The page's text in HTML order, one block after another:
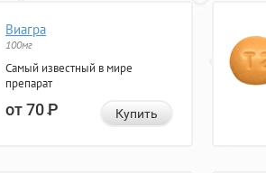
Виагра
100мг
Самый известный в мире
препарат
от 70Р Купить